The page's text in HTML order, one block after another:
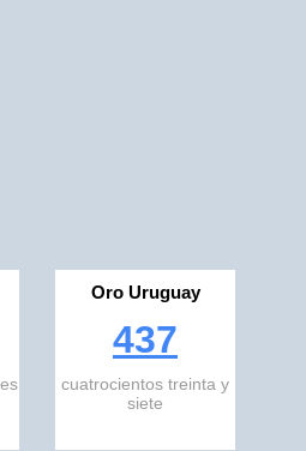
Oro Uruguay
437
cuatrocientos treinta y
siete